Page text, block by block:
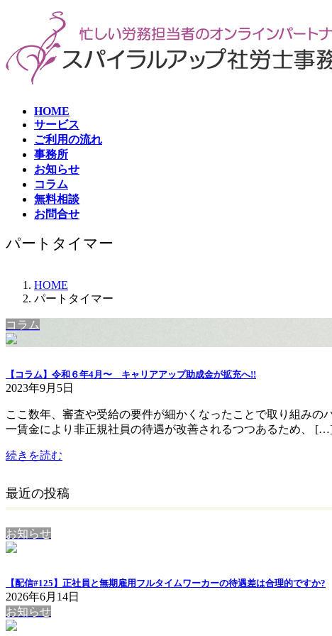
ン
ツ
ー
シ
HOME
サービス
ご利用の流れ
事務所
お知らせ
コラム
無料相談
お問合せ
パートタイマー
HOME
パートタイマー
コラム
【コラム】令和６年4月〜 キャリアアップ助成金が拡充へ!!
2023年9月5日
ここ数年、審査や受給の要件が細かくなったことで取り組み
一賃金により非正規社員の待遇が改善されるつつあるため、
続きを読む
最近の投稿
お知らせ
【配信#125】正社員と無期雇用フルタイムワーカーの待遇差は合理的ですか?
2026年6月14日
お知らせ